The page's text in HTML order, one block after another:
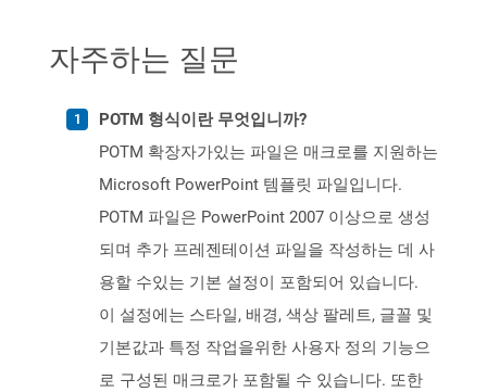
자주하는 질문
POTM 형식이란 무엇입니까?
POTM 확장자가있는 파일은 매크로를 지원하는
Microsoft PowerPoint 템플릿 파일입니다.
POTM 파일은 PowerPoint 2007 이상으로 생성
되며 추가 프레젠테이션 파일을 작성하는 데 사
용할 수있는 기본 설정이 포함되어 있습니다.
이 설정에는 스타일, 배경, 색상 팔레트, 글꼴 및
기본값과 특정 작업을위한 사용자 정의 기능으
로 구성된 매크로가 포함될 수 있습니다. 또한